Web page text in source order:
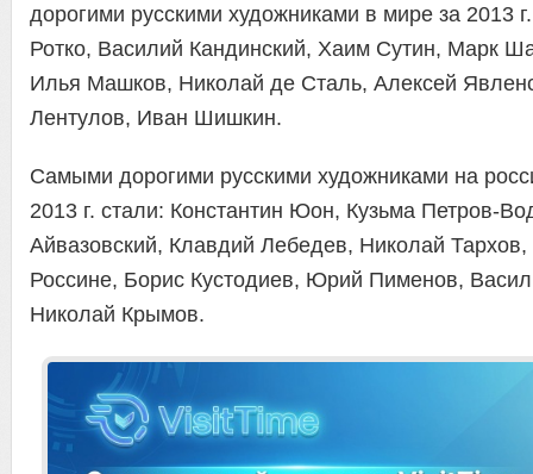
дорогими русскими художниками в мире за 2013
Ротко, Василий Кандинский, Хаим Сутин, Марк
Илья Машков, Николай де Сталь, Алексей
Лентулов, Иван Шишкин.
Самыми дорогими русскими художниками на
2013 г. стали: Константин Юон, Кузьма Петров-
Айвазовский, Клавдий Лебедев, Николай
Россине, Борис Кустодиев, Юрий Пименов,
Николай Крымов.